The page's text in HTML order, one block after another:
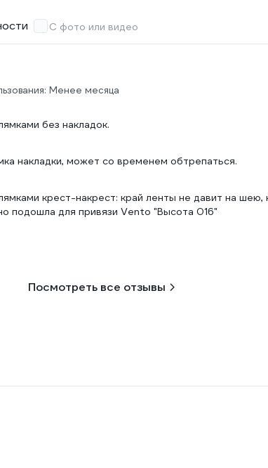
С фото или видео
Менее месяца
без накладок.
накладки, может со временем обтрепаться.
крест-накрест: край ленты не давит на шею,
подошла для привязи Vento "Высота 016"
Посмотреть все отзывы